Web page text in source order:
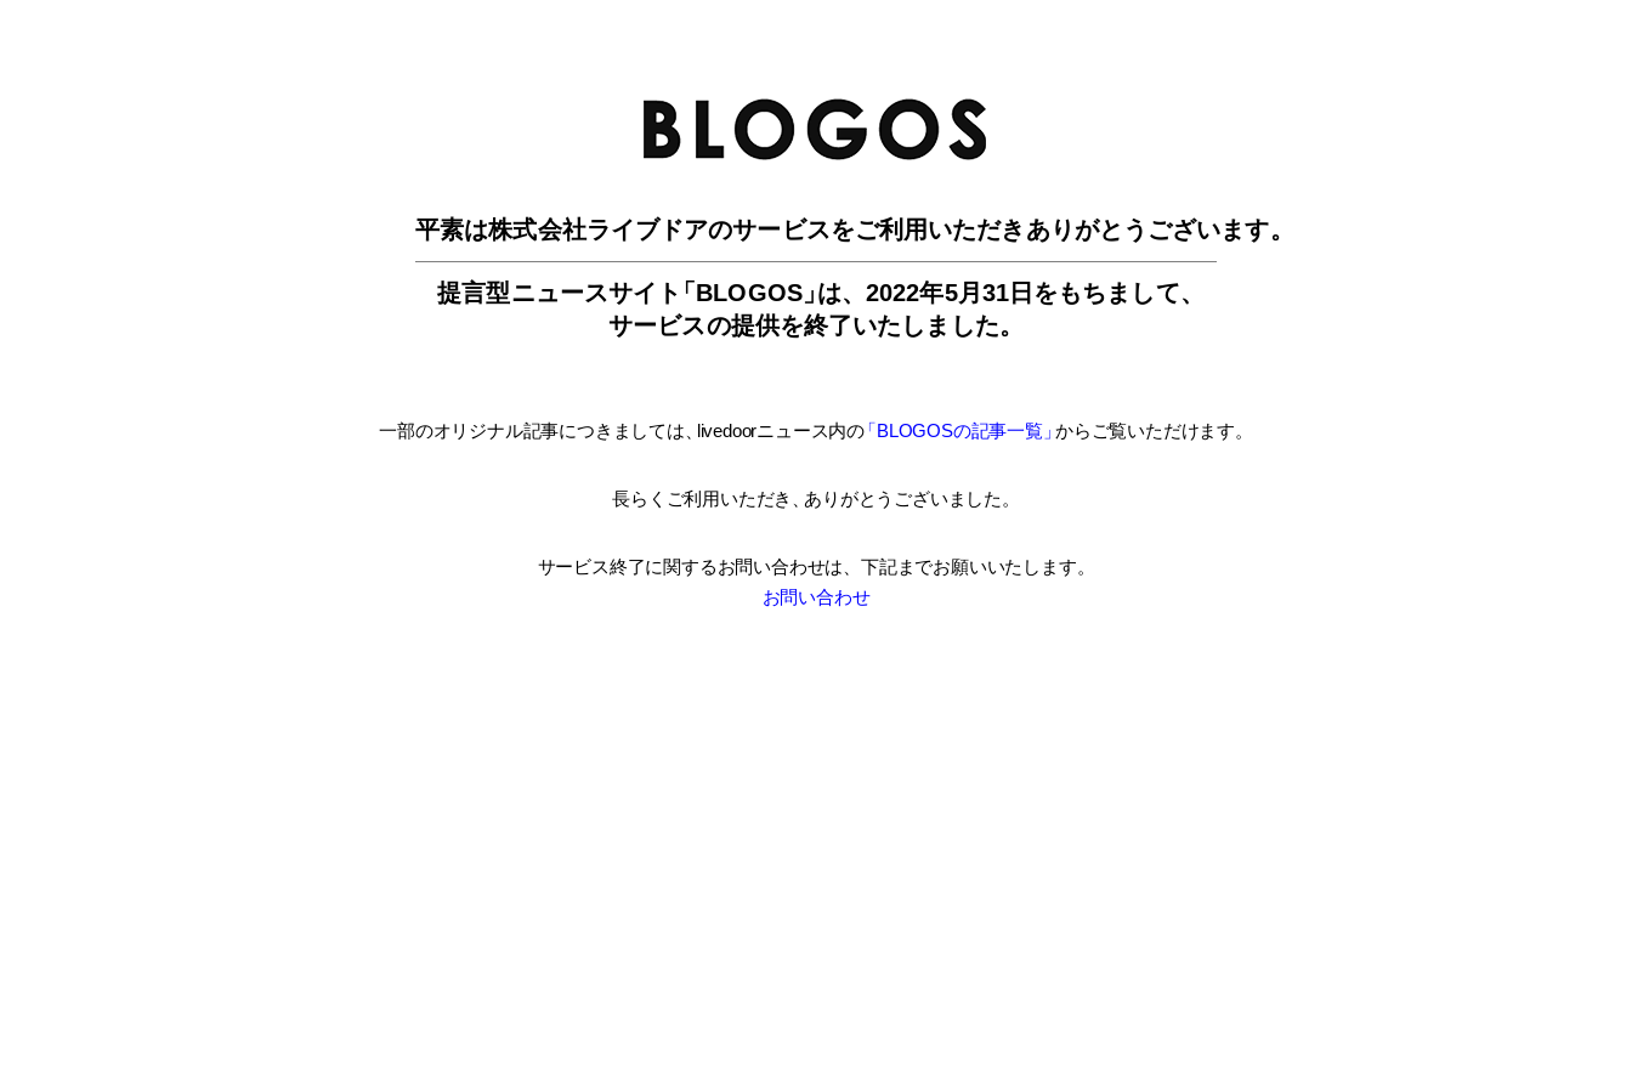
平素は株式会社ライブドアのサービスをご利用いただきありがとうございます。
提言型ニュースサイ ト「BLOGOS」は、2022年5月31日をもちまして、
サービスの提供を終了いたしました。
一部のオリジナル記事につきましては livedoorニュース内の「BLOGOSの記事一覧」 からご覧いただけます。
長らくご利用いただき ありがとうございました。
サービス終了に関するお問い合わせは、 下記までお願いいたします。
お問い合わせ